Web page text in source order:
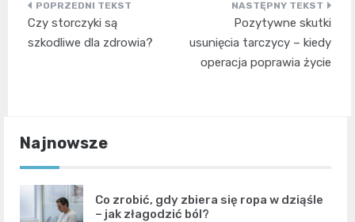
Nawigacja
wpisu
Czy storczyki są
szkodliwe dla zdrowia?
Pozytywne skutki
usunięcia tarczycy – kiedy
operacja poprawia życie
Najnowsze
Co zrobić, gdy zbiera się ropa w dziąśle
– jak złagodzić ból?